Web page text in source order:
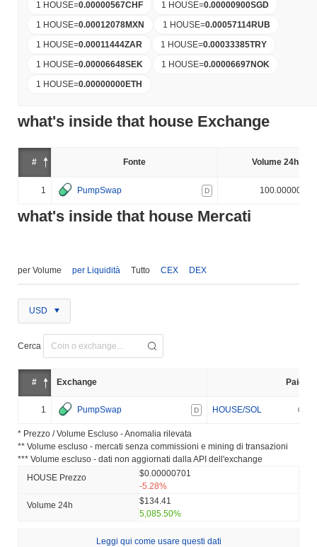
1 HOUSE=0.00000567CHF 1 HOUSE=0.00000900SGD
1 HOUSE=0.00012078MXN 1 HOUSE=0.00057114RUB
1 HOUSE=0.00011444ZAR 1 HOUSE=0.00033385TRY
1 HOUSE=0.00006648SEK 1 HOUSE=0.00006697NOK
1 HOUSE=0.00000000ETH
what's inside that house Exchange
# Fonte Volume 24h (%)
1 PumpSwap D 100.000000%
what's inside that house Mercati
per Volume per Liquidità Tutto CEX DEX
USD
Cerca
# Exchange Paio
1 PumpSwap D HOUSE/SOL
* Prezzo / Volume Escluso - Anomalia rilevata
** Volume escluso - mercati senza commissioni e mining di transazioni
*** Volume escluso - dati non aggiornati dalla API dell'exchange
HOUSE Prezzo
$0.00000701
-5.28%
Volume 24h
$134.41
5,085.50%
Leggi qui come usare questi dati